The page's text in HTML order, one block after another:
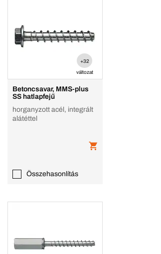
+32
változat
Betoncsavar, MMS-plus
SS hatlapfejű
horganyzott acél, integrált
alátéttel
Összehasonlítás